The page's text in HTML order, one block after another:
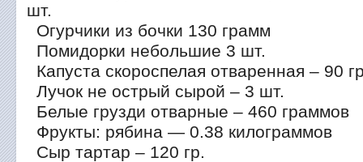
шт.
Огурчики из бочки 130 грамм
Помидорки небольшие 3 шт.
Капуста скороспелая отваренная – 90
Лучок не острый сырой – 3 шт.
Белые грузди отварные – 460 граммов
Фрукты: рябина — 0.38 килограммов
Сыр тартар – 120 гр.